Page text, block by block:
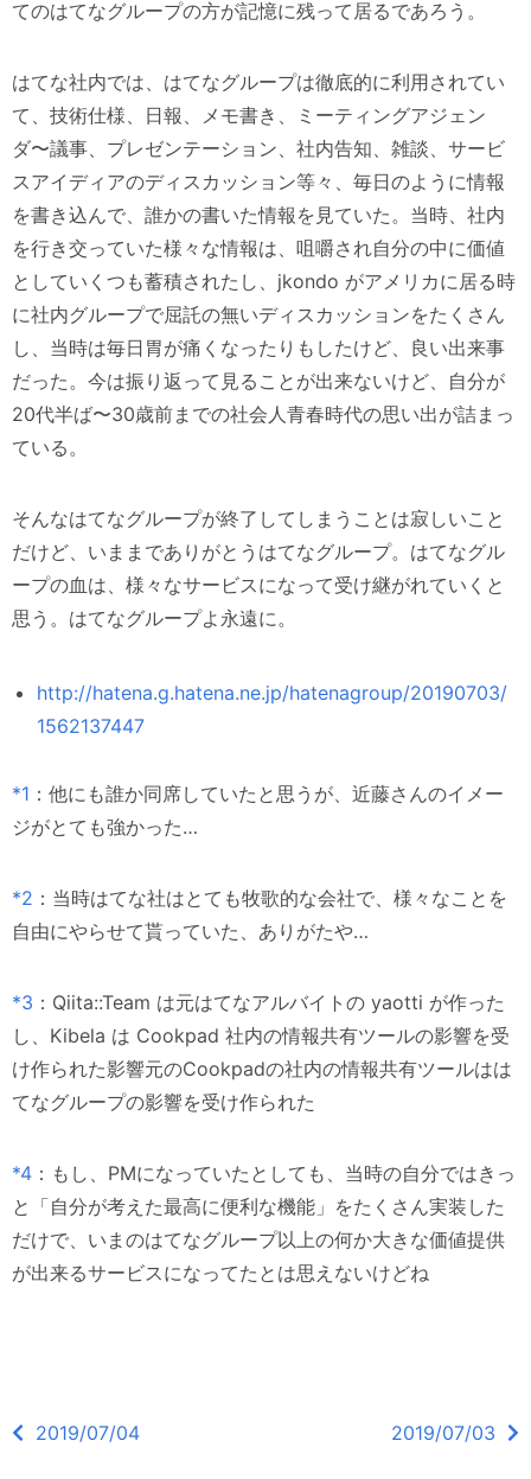
てのはてなグループの方が記憶に残って居るであろう。
はてな社内では、はてなグループは徹底的に利用されてい
て、技術仕様、日報、メモ書き、ミーティングアジェン
ダ〜議事、プレゼンテーション、社内告知、雑談、サービ
スアイディアのディスカッション等々、毎日のように情報
を書き込んで、誰かの書いた情報を見ていた。当時、社内
を行き交っていた様々な情報は、咀嚼され自分の中に価値
としていくつも蓄積されたし、jkondo がアメリカに居る時
に社内グループで屈託の無いディスカッションをたくさん
し、当時は毎日胃が痛くなったりもしたけど、良い出来事
だった。今は振り返って見ることが出来ないけど、自分が
20代半ば〜30歳前までの社会人青春時代の思い出が詰まっ
ている。
そんなはてなグループが終了してしまうことは寂しいこと
だけど、いままでありがとうはてなグループ。はてなグル
ープの血は、様々なサービスになって受け継がれていくと
思う。はてなグループよ永遠に。
http://hatena.g.hatena.ne.jp/hatenagroup/20190703/
1562137447
*1 ：他にも誰か同席していたと思うが、近藤さんのイメー
ジがとても強かった…
*2 ：当時はてな社はとても牧歌的な会社で、様々なことを
自由にやらせて貰っていた、ありがたや…
*3 ：Qiita::Team は元はてなアルバイトの yaotti が作った
し、Kibela は Cookpad 社内の情報共有ツールの影響を受
け作られた影響元のCookpadの社内の情報共有ツールはは
てなグループの影響を受け作られた
*4 ：もし、PMになっていたとしても、当時の自分ではきっ
と「自分が考えた最高に便利な機能」をたくさん実装した
だけで、いまのはてなグループ以上の何か大きな価値提供
が出来るサービスになってたとは思えないけどね
2019/07/04 2019/07/03